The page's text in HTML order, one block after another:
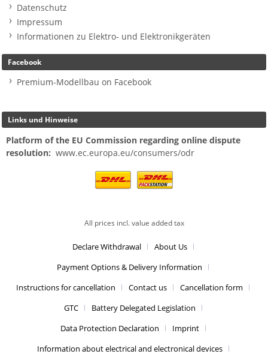
Datenschutz
Impressum
Informationen zu Elektro- und Elektronikgeräten
Facebook
Premium-Modellbau on Facebook
Links und Hinweise
Platform of the EU Commission regarding online dispute
resolution: www.ec.europa.eu/consumers/odr
All prices incl. value added tax
Declare Withdrawal
About Us
Payment Options & Delivery Information
Instructions for cancellation
Contact us
Cancellation form
GTC
Battery Delegated Legislation
Data Protection Declaration
Imprint
Information about electrical and electronical devices